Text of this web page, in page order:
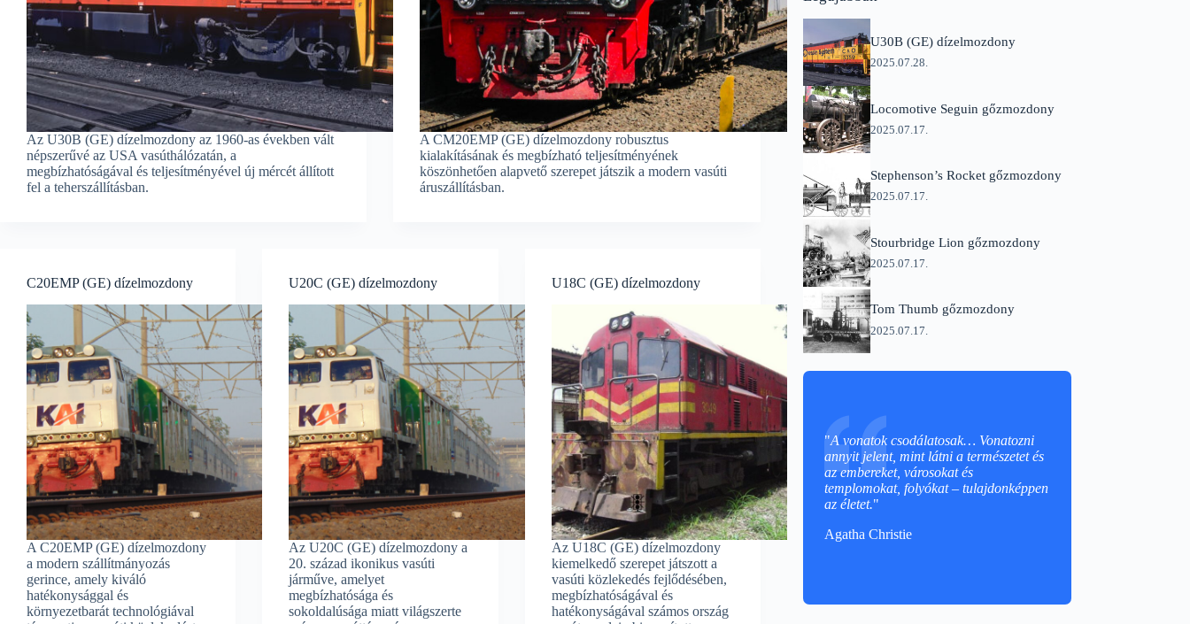
Az U30B (GE) dízelmozdony az 1960-as években vált
népszerűvé az USA vasúthálózatán, a
megbízhatóságával és teljesítményével új mércét állított
fel a teherszállításban.
A CM20EMP (GE) dízelmozdony robusztus
kialakításának és megbízható teljesítményének
köszönhetően alapvető szerepet játszik a modern vasúti
áruszállításban.
C20EMP (GE) dízelmozdony
A C20EMP (GE) dízelmozdony
a modern szállítmányozás
gerince, amely kiváló
hatékonysággal és
környezetbarát technológiával
U20C (GE) dízelmozdony
Az U20C (GE) dízelmozdony a
20. század ikonikus vasúti
járműve, amelyet
megbízhatósága és
sokoldalúsága miatt világszerte
U18C (GE) dízelmozdony
Az U18C (GE) dízelmozdony
kiemelkedő szerepet játszott a
vasúti közlekedés fejlődésében,
megbízhatóságával és
hatékonyságával számos ország
U30B (GE) dízelmozdony
2025.07.28.
Locomotive Seguin gőzmozdony
2025.07.17.
Stephenson’s Rocket gőzmozdony
2025.07.17.
Stourbridge Lion gőzmozdony
2025.07.17.
Tom Thumb gőzmozdony
2025.07.17.
"A vonatok csodálatosak… Vonatozni
annyit jelent, mint látni a természetet és
az embereket, városokat és
templomokat, folyókat – tulajdonképpen
az életet."
Agatha Christie